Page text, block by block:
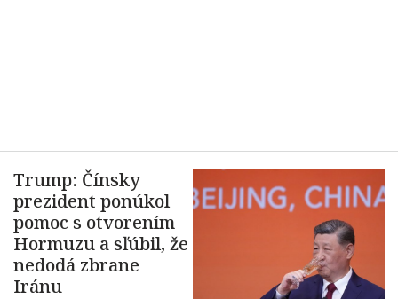
Trump: Čínsky
prezident ponúkol
pomoc s otvorením
Hormuzu a sľúbil, že
nedodá zbrane
Iránu